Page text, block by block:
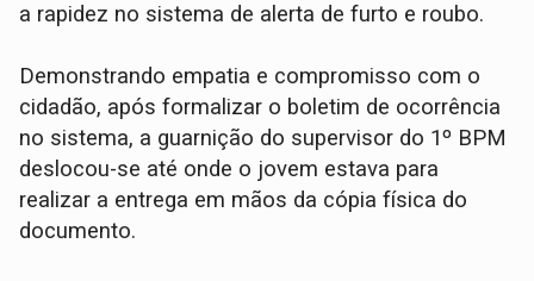
a rapidez no sistema de alerta de furto e roubo.
​Demonstrando empatia e compromisso com o
cidadão, após formalizar o boletim de ocorrência
no sistema, a guarnição do supervisor do 1º BPM
deslocou-se até onde o jovem estava para
realizar a entrega em mãos da cópia física do
documento.